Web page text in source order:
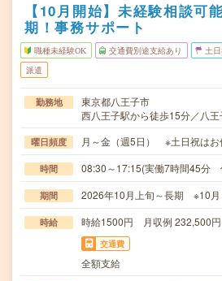
【10月開始】未経験相談可
期！事務サポート
職種未経験OK 交通費別途支給あり 土
派遣
勤務地
東京都八王子市
西八王子駅から徒歩15分／八
曜日頻度 月～金（週5日） ※土日祝はお
時間 08:30～17:15(実働7時間45分
期間 2026年10月上旬～長期 ※10月
時給 時給1500円 月収例 232,500
交通費
全額支給